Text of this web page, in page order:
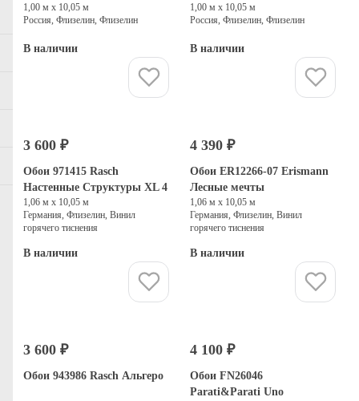
1,00 м х 10,05 м
Россия, Флизелин, Флизелин
В наличии
1,00 м х 10,05 м
Россия, Флизелин, Флизелин
В наличии
3 600 ₽
Обои 971415 Rasch
Настенные Структуры XL 4
1,06 м х 10,05 м
Германия, Флизелин, Винил
горячего тиснения
В наличии
4 390 ₽
Обои ER12266-07 Erismann
Лесные мечты
1,06 м х 10,05 м
Германия, Флизелин, Винил
горячего тиснения
В наличии
3 600 ₽
Обои 943986 Rasch Альгеро
4 100 ₽
Обои FN26046
Parati&Parati Uno